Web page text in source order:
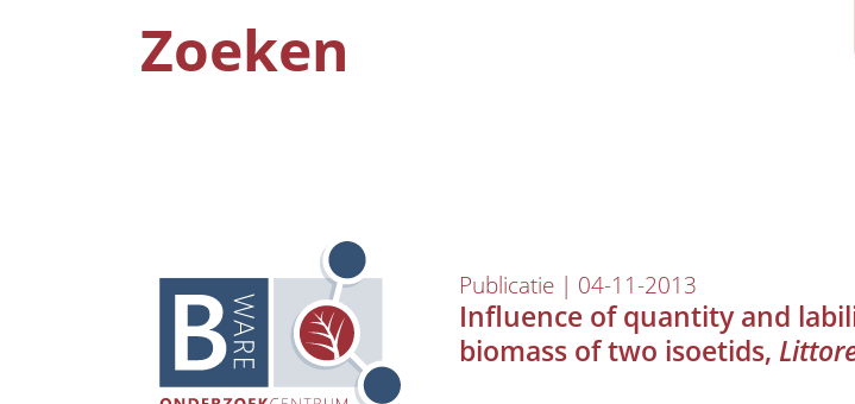
Zoeken
Publicatie | 04-11-2013
Influence of quantity and
biomass of two isoetids,